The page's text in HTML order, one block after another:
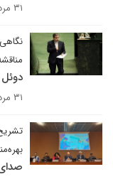
۳۱ مرداد ۱۴۰۳
۳۱ مرداد ۱۴۰۳